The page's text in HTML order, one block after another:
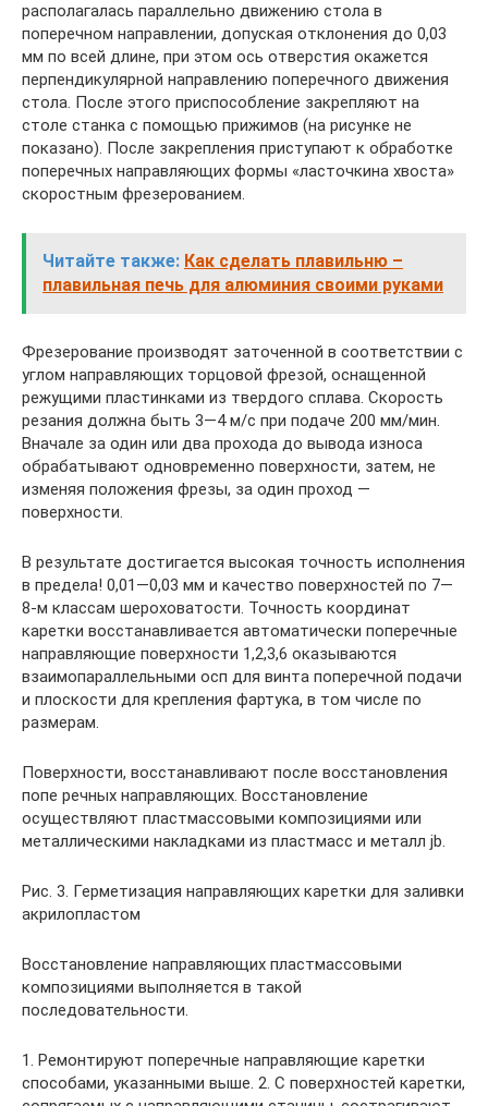
располагалась параллельно движению стола в
поперечном направлении, допуская отклонения до 0,03
мм по всей длине, при этом ось отверстия окажется
перпендикулярной направлению поперечного движения
стола. После этого приспособление закрепляют на
столе станка с помощью прижимов (на рисунке не
показано). После закрепления приступают к обработке
поперечных направляющих формы «ласточкина хвоста»
скоростным фрезерованием.
Читайте также: Как сделать плавильню –
плавильная печь для алюминия своими руками
Фрезерование производят заточенной в соответствии с
углом направляющих торцовой фрезой, оснащенной
режущими пластинками из твердого сплава. Скорость
резания должна быть 3—4 м/с при подаче 200 мм/мин.
Вначале за один или два прохода до вывода износа
обрабатывают одновременно поверхности, затем, не
изменяя положения фрезы, за один проход —
поверхности.
В результате достигается высокая точность исполнения
в предела! 0,01—0,03 мм и качество поверхностей по 7—
8-м классам шероховатости. Точность координат
каретки восстанавливается автоматически поперечные
направляющие поверхности 1,2,3,6 оказываются
взаимопараллельными осп для винта поперечной подачи
и плоскости для крепления фартука, в том числе по
размерам.
Поверхности, восстанавливают после восстановления
попе речных направляющих. Восстановление
осуществляют пластмассовыми композициями или
металлическими накладками из пластмасс и металл jb.
Рис. 3. Герметизация направляющих каретки для заливки
акрилопластом
Восстановление направляющих пластмассовыми
композициями выполняется в такой
последовательности.
1. Ремонтируют поперечные направляющие каретки
способами, указанными выше. 2. С поверхностей каретки,